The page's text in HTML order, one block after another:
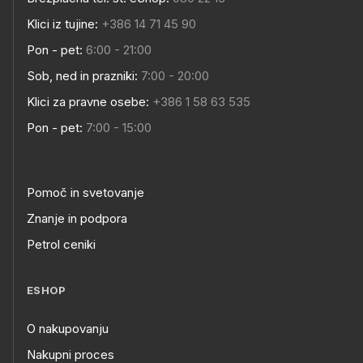
Klici iz tujine: +386 14 71 45 90
Pon - pet: 6:00 - 21:00
Sob, ned in prazniki: 7:00 - 20:00
Klici za pravne osebe: +386 1 58 63 535
Pon - pet: 7:00 - 15:00
Pomoč in svetovanje
Znanje in podpora
Petrol ceniki
ESHOP
O nakupovanju
Nakupni proces